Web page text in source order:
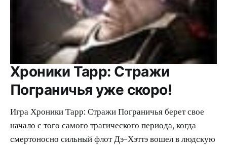
Хроники Тарр: Стражи
Пограничья уже скоро!
Игра Хроники Тарр: Стражи Пограничья берет свое
начало с того самого трагического периода, когда
смертоносно сильный флот Дэ-Хэттэ вошел в людскую